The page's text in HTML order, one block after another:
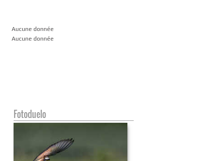
Aucune donnée
Aucune donnée
Fotoduelo